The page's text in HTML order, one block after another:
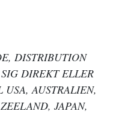
DISTRIBUTION
DIREKT ELLER
AUSTRALIEN,
JAPAN,